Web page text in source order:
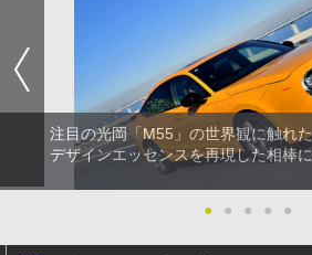
注目の光岡「M55」の世界観に触れ
デザインエッセンスを再現した相棒
● ● ● ● ●